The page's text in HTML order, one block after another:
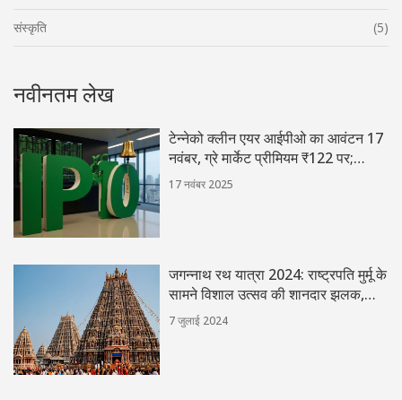
संस्कृति (5)
नवीनतम लेख
टेन्नेको क्लीन एयर आईपीओ का आवंटन 17
नवंबर, ग्रे मार्केट प्रीमियम ₹122 पर;
अधिकांश निवेशकों को नहीं मिला शेयर
17 नवंबर 2025
जगन्नाथ रथ यात्रा 2024: राष्ट्रपति मुर्मू के
सामने विशाल उत्सव की शानदार झलक,
कड़ी सुरक्षा में सम्पन्न
7 जुलाई 2024